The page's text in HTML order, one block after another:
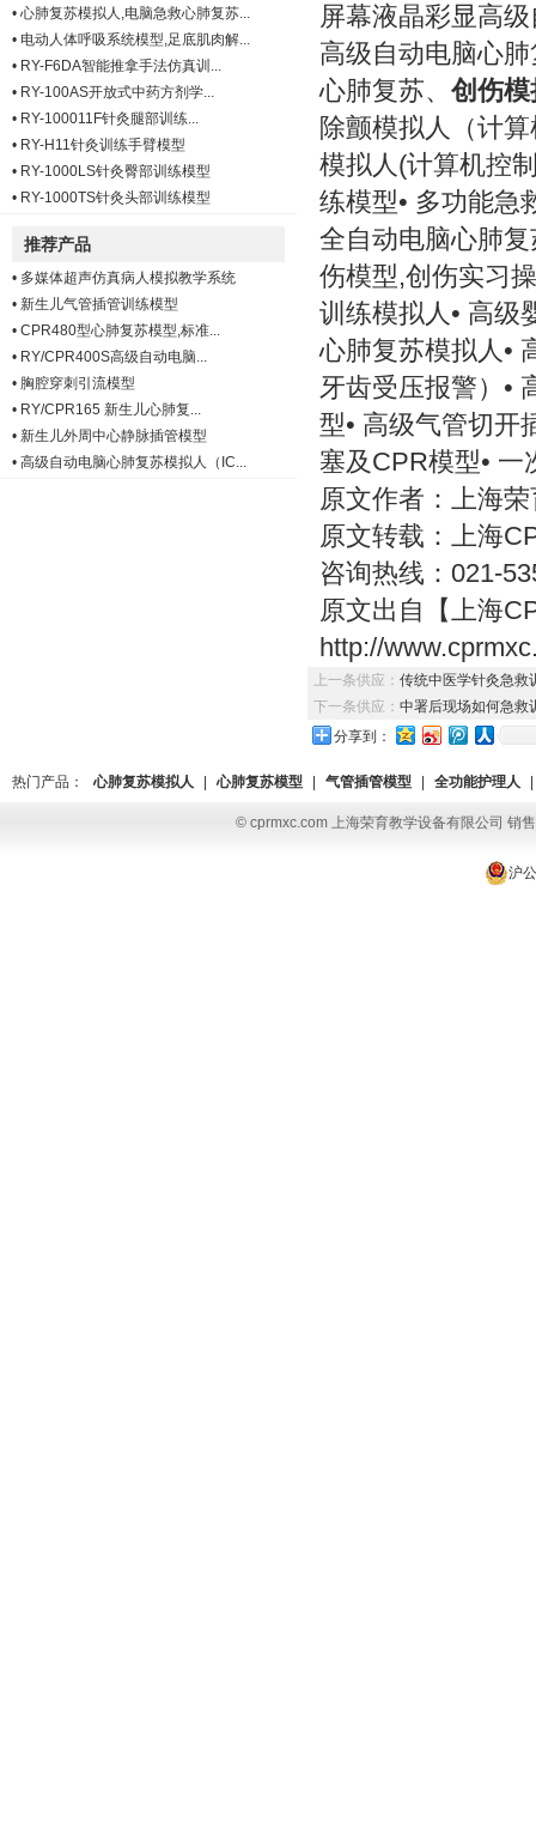
• 心肺复苏模拟人,电脑急救心肺复苏...
• 电动人体呼吸系统模型,足底肌肉解...
• RY-F6DA智能推拿手法仿真训...
• RY-100AS开放式中药方剂学...
• RY-100011F针灸腿部训练...
• RY-H11针灸训练手臂模型
• RY-1000LS针灸臀部训练模型
• RY-1000TS针灸头部训练模型
推荐产品
• 多媒体超声仿真病人模拟教学系统
• 新生儿气管插管训练模型
• CPR480型心肺复苏模型,标准...
• RY/CPR400S高级自动电脑...
• 胸腔穿刺引流模型
• RY/CPR165 新生儿心肺复...
• 新生儿外周中心静脉插管模型
• 高级自动电脑心肺复苏模拟人（IC...
屏幕液晶彩显高
高级自动电脑心
心肺复苏、 创伤
除颤模拟人（计
模拟人(计算机控
练模型• 多功能急
全自动电脑心肺
伤模型,创伤实习
训练模拟人• 高级
心肺复苏模拟人•
牙齿受压报警）•
型• 高级气管切开
塞及CPR模型•
原文作者：上海
原文转载：上海
咨询热线：021-
原文出自【上海
http://
上一条供应： 传统中医学针灸急救
下一条供应： 中署后现场如何急救
分享到：
热门产品： 心肺复苏模拟人 心肺复苏模型 气管插管模型 全功能护理人
© cprmxc.com 上海荣育教学设备有限公司 销
沪